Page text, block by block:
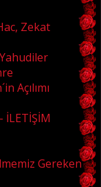
Zekat
Açılımı
İLETİŞİM
Gereken